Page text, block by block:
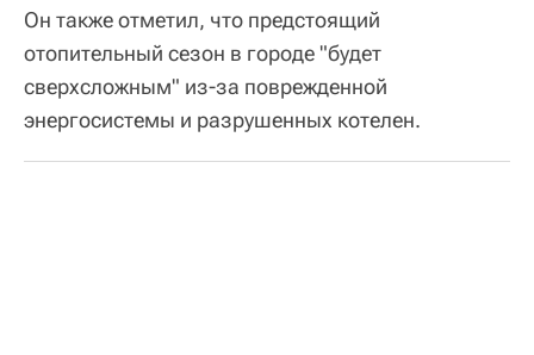
Он также отметил, что предстоящий
отопительный сезон в городе "будет
сверхсложным" из-за поврежденной
энергосистемы и разрушенных котелен.